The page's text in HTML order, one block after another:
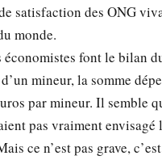
satisfaction des ONG
monde.
économistes font le bilan
mineur, la somme
par mineur. Il semble
pas vraiment envisagé
ce n’est pas grave,